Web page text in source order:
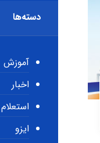
دسته‌ها
آموزش
اخبار
ایزو